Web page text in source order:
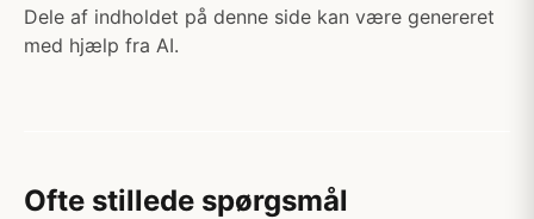
Dele af indholdet på denne side kan være genereret
med hjælp fra AI.
Ofte stillede spørgsmål